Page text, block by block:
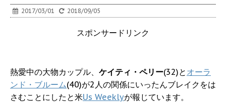
2017/03/01 2018/09/05
スポンサードリンク
熱愛中の大物カップル、 ケイティ・ペリー(32)と オーラ
ンド・ブルーム(40)が2人の関係にいったんブレイクをは
さむことにしたと米Us Weeklyが報じています。